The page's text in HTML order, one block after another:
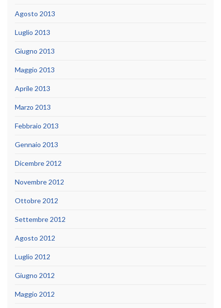
Agosto 2013
Luglio 2013
Giugno 2013
Maggio 2013
Aprile 2013
Marzo 2013
Febbraio 2013
Gennaio 2013
Dicembre 2012
Novembre 2012
Ottobre 2012
Settembre 2012
Agosto 2012
Luglio 2012
Giugno 2012
Maggio 2012